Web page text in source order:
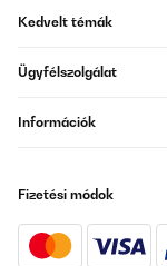
Kedvelt témák
Ügyfélszolgálat
Információk
Fizetési módok